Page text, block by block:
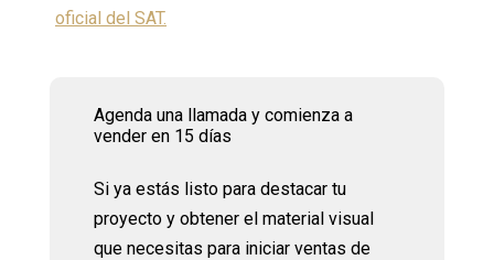
oficial del SAT.
Agenda una llamada y comienza a
vender en 15 días
Si ya estás listo para destacar tu
proyecto y obtener el material visual
que necesitas para iniciar ventas de